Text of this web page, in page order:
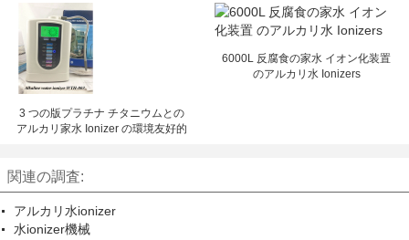
業アルカリ家機械
3 つの版プラチナ チタニウムとの
アルカリ家水 Ionizer の環境友好的
6000L 反腐食の家水 イオン化装置
のアルカリ水 Ionizers
関連の調査:
アルカリ水ionizer
水ionizer機械